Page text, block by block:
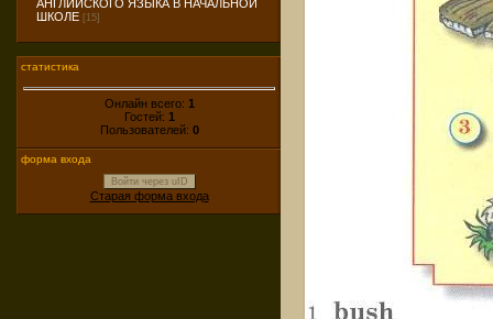
АНГЛИЙСКОГО ЯЗЫКА В НАЧАЛЬНОЙ
ШКОЛЕ [15]
статистика
Онлайн всего: 1
Гостей: 1
Пользователей: 0
форма входа
Войти через uID
Старая форма входа